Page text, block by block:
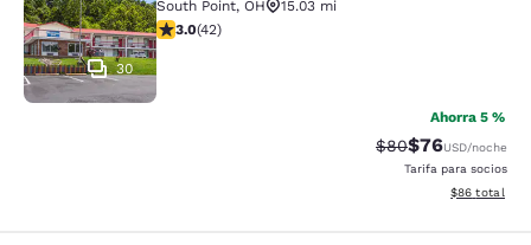
30
South Point, OH
15.03 mi
calificación de 3.02 estrellas. Feria. 42 reseñas
3.0(42)
Ahorra 5 %
Precio tachado:
$80Precio con
$76USD/noche
Tarifa para socios
Ver detalles
$86 total